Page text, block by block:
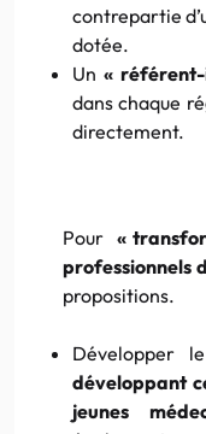
contrepartie
dotée.
Un «
dans chaque
directement.
Pour «
professionnels
propositions.
Développer
développant
jeunes